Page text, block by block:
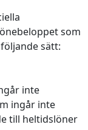
som
sätt:
inte
ingår inte
till heltidslöner